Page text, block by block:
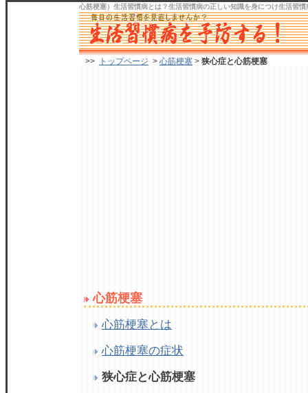
心筋梗塞）生活習慣病とは？生活習慣病の正しい知識を身につけ生活習慣
>> トップページ > 心筋梗塞 > 狭心症と心筋梗塞
心筋梗塞
心筋梗塞とは
心筋梗塞の症状
狭心症と心筋梗塞